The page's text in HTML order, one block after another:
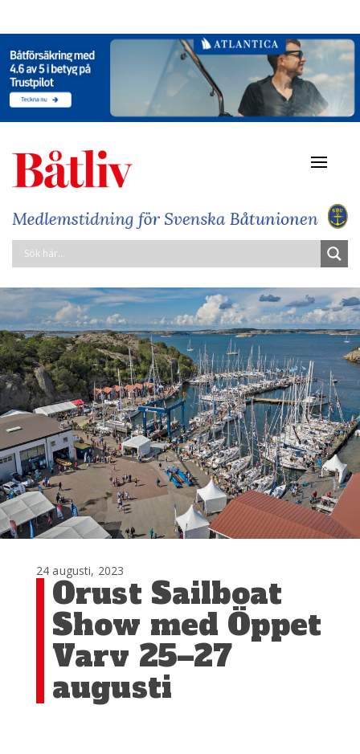
24 augusti, 2023
Orust Sailboat
Show med Öppet
Varv 25–27
augusti